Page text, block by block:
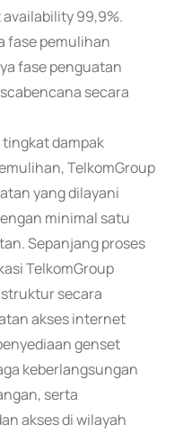
99,9%.
fase pemulihan
fase penguatan
secara
tingkat dampak
TelkomGroup
yang dilayani
minimal satu
Sepanjang proses
TelkomGroup
secara
akses internet
genset
keberlangsungan
serta
akses di wilayah